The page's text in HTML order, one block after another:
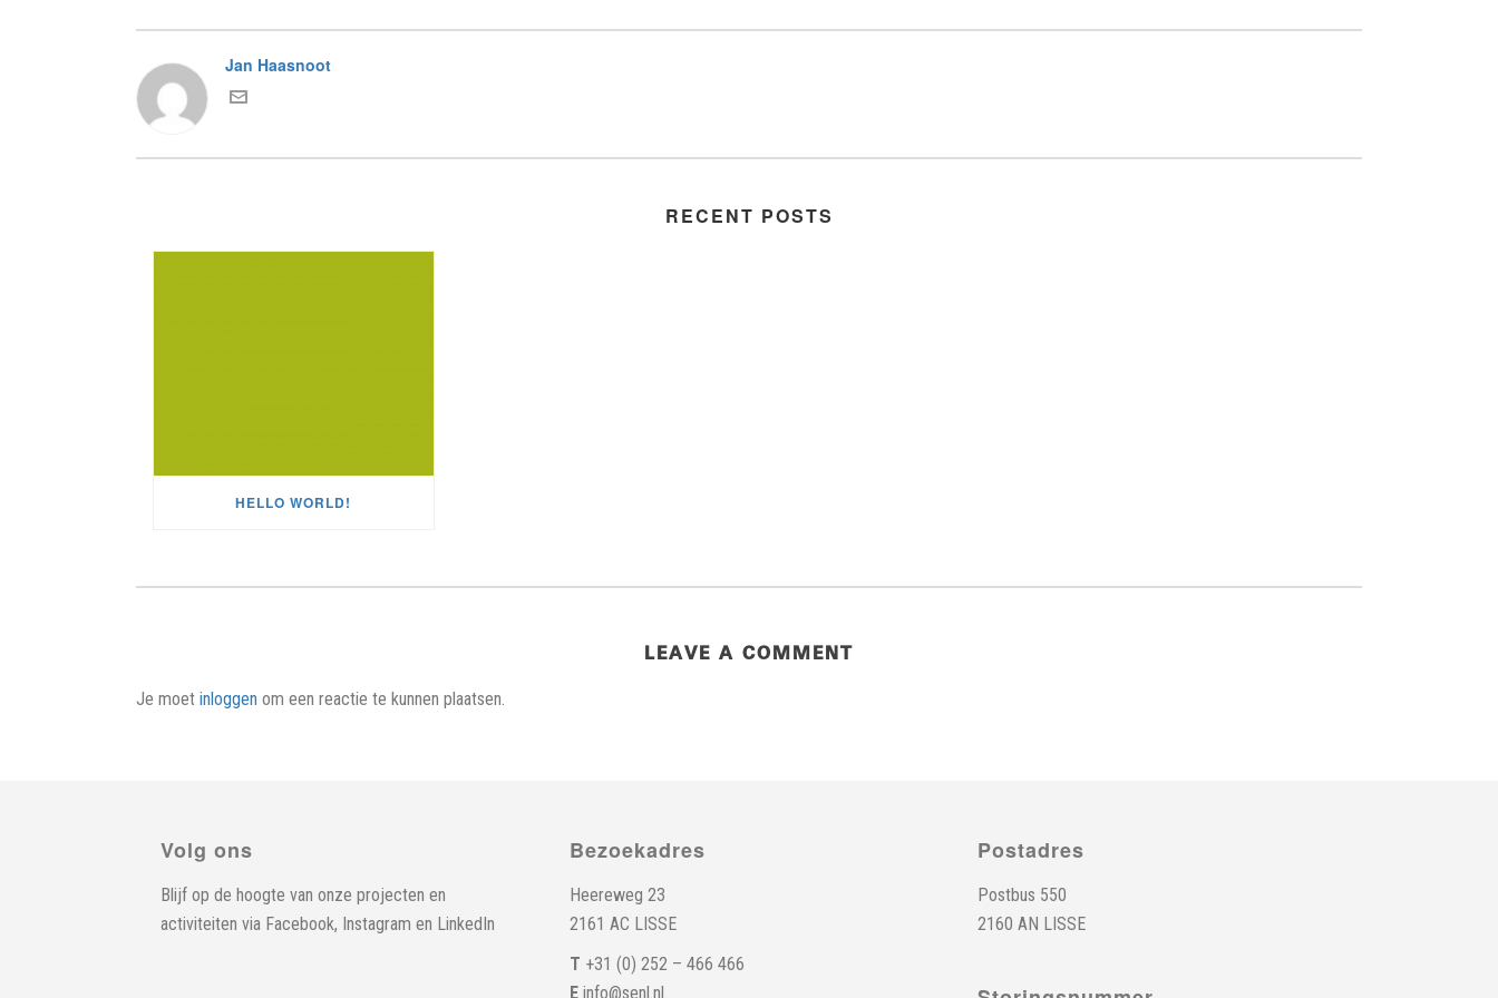
Jan Haasnoot
RECENT POSTS
HELLO WORLD!
LEAVE A COMMENT
Je moet inloggen om een reactie te kunnen plaatsen.
Volg ons
Blijf op de hoogte van onze projecten en
activiteiten via Facebook, Instagram en LinkedIn
Bezoekadres
Heereweg 23
2161 AC LISSE
T +31 (0) 252 – 466 466
Einfo@senl.nl
Postadres
Postbus 550
2160 AN LISSE